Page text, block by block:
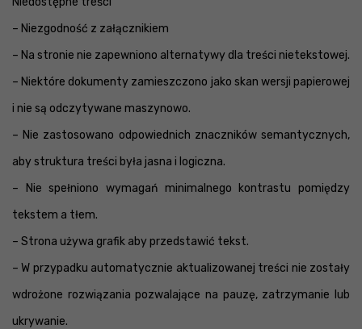
– Niezgodność z załącznikiem
– Na stronie nie zapewniono alternatywy dla treści nietekstowej.
– Niektóre dokumenty zamieszczono jako skan wersji papierowej
i nie są odczytywane maszynowo.
– Nie zastosowano odpowiednich znaczników semantycznych,
aby struktura treści była jasna i logiczna.
– Nie spełniono wymagań minimalnego kontrastu pomiędzy
tekstem a tłem.
– Strona używa grafik aby przedstawić tekst.
– W przypadku automatycznie aktualizowanej treści nie zostały
wdrożone rozwiązania pozwalające na pauzę, zatrzymanie lub
ukrywanie.